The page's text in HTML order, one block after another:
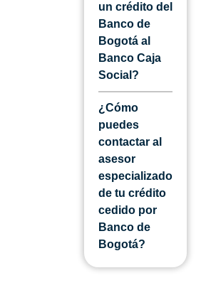
un crédito del
Banco de
Bogotá al
Banco Caja
Social?
¿Cómo
puedes
contactar al
asesor
especializado
de tu crédito
cedido por
Banco de
Bogotá?